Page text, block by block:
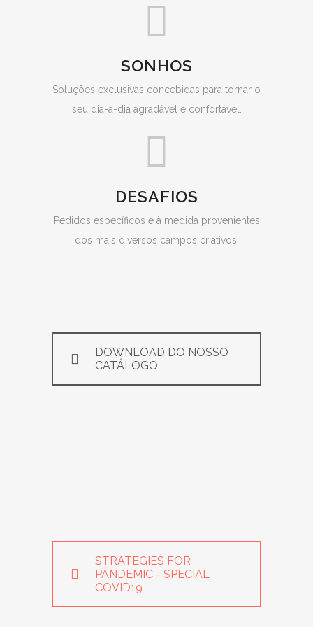
SONHOS
Soluções exclusivas concebidas para tornar o
seu dia-a-dia agradável e confortável.
DESAFIOS
Pedidos específicos e à medida provenientes
dos mais diversos campos criativos.
DOWNLOAD DO NOSSO
CATÁLOGO
STRATEGIES FOR
PANDEMIC - SPECIAL
COVID19